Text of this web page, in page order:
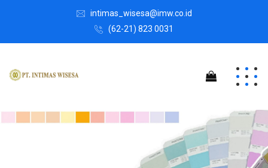
intimas_wisesa@imw.co.id
(62-21) 823 0031